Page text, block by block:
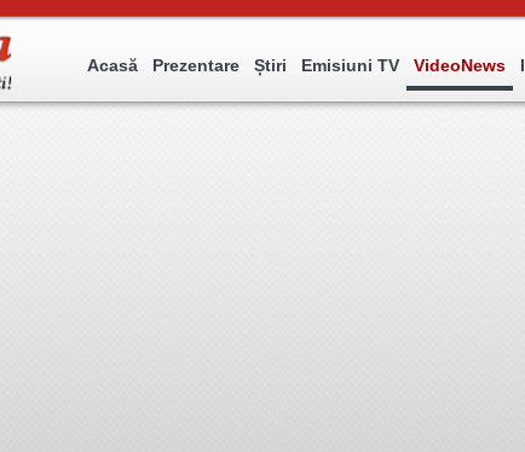
Acasă Prezentare Știri Emisiuni TV VideoNews